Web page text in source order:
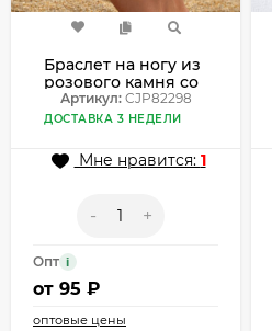
Браслет на ногу из
розового камня со
звездой CJP82298
Артикул:CJP82298
ДОСТАВКА 3 НЕДЕЛИ
Мне нравится: 1
- +
Опт i
от 95 ₽
оптовые цены